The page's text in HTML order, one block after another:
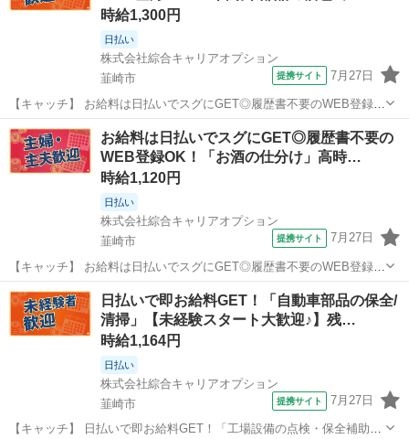
時給1,300円
日払い
株式会社綜合キャリアオプション
韮崎市
提携サイト 7月27日
【キャッチ】 お給料は日払いでスグにGET◎履歴書不要のWEB登録
OK！「自動車部品の梱包出荷」高時給1300円！塩崎周辺！20代～40
代のスタッフが多数活躍中★ 【コメント】 製造のお仕事が豊富★未経
験で働いてみたい方も...
山梨 韮崎市 工場
お給料は日払いでスグにGET◎履歴書不要の
WEB登録OK！「お酒の仕分け」高時…
時給1,120円
日払い
株式会社綜合キャリアオプション
韮崎市
提携サイト 7月27日
【キャッチ】 お給料は日払いでスグにGET◎履歴書不要のWEB登録
OK！「お酒の仕分け」高時給1120円！塩崎周辺！20代～40代のスタ
ッフが多数活躍中★ 【コメント】 製造のお仕事をお探しの方必見！
「経験ないけど大丈...
山梨 韮崎市 仕分け
日払いで即お給料GET！「自動車部品の保全/
清掃」【未経験スタート大歓迎♪】残…
時給1,164円
日払い
株式会社綜合キャリアオプション
韮崎市
提携サイト 7月27日
【キャッチ】 日払いで即お給料GET！「工場設備の点検・保全補助」